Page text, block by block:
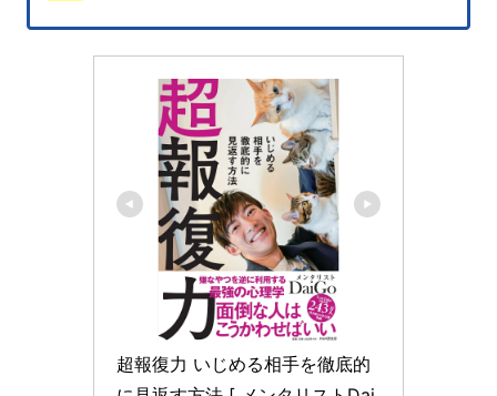
超報復力 いじめる相手を徹底的